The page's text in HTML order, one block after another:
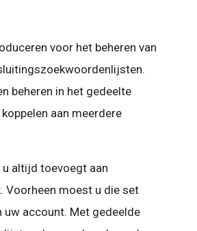
voor het beheren van
beheren in het gedeelte
aan meerdere
altijd toevoegt aan
Voorheen moest u die set
uw account. Met gedeelde